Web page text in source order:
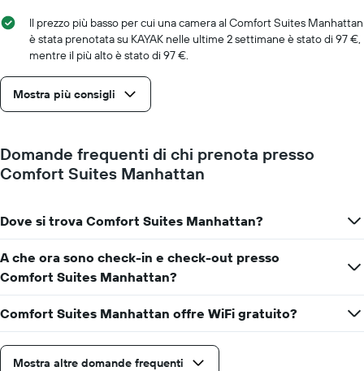
indicare
numero
di
giorni
soggiorno
Il
1
asse
Y
a
indicare
il
prezzo
medio
di
una
Il prezzo più basso per cui una camera al Comfort Suites Manhattan
è stata prenotata su KAYAK nelle ultime 2 settimane è stato di 97 €,
mentre il più alto è stato di 97 €.
Mostra più consigli
Domande frequenti di chi prenota presso
Comfort Suites Manhattan
Dove si trova Comfort Suites Manhattan?
A che ora sono check-in e check-out presso
Comfort Suites Manhattan?
Comfort Suites Manhattan offre WiFi gratuito?
Mostra altre domande frequenti